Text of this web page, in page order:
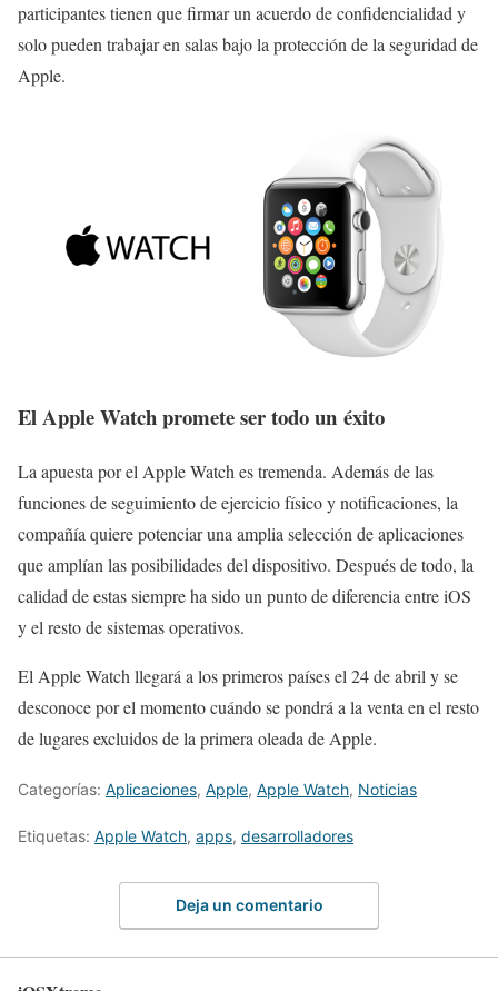
participantes tienen que firmar un acuerdo de confidencialidad y
solo pueden trabajar en salas bajo la protección de la seguridad de
Apple.
El Apple Watch promete ser todo un éxito
La apuesta por el Apple Watch es tremenda. Además de las
funciones de seguimiento de ejercicio físico y notificaciones, la
compañía quiere potenciar una amplia selección de aplicaciones
que amplían las posibilidades del dispositivo. Después de todo, la
calidad de estas siempre ha sido un punto de diferencia entre iOS
y el resto de sistemas operativos.
El Apple Watch llegará a los primeros países el 24 de abril y se
desconoce por el momento cuándo se pondrá a la venta en el resto
de lugares excluidos de la primera oleada de Apple.
Categorías: Aplicaciones, Apple, Apple Watch, Noticias
Etiquetas: Apple Watch, apps, desarrolladores
Deja un comentario